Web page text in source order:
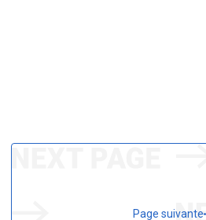
Page suivante